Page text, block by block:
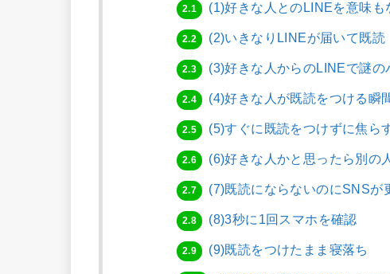
2.1 (1)好きな人とのLINEを意味も
2.2 (2)いきなりLINEが届いて既読
2.3 (3)好きな人からのLINEで謎の
2.4 (4)好きな人が既読をつける瞬
2.5 (5)すぐに既読をつけずに焦ら
2.6 (6)好きな人かと思ったら別の人
2.7 (7)既読にならないのにSNSが
2.8 (8)3秒に1回スマホを確認
2.9 (9)既読をつけたまま寝落ち